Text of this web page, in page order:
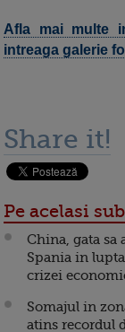
Afla mai multe
intreaga galerie
Share it!
Pe acelasi
China, gata sa
Spania in
crizei
Somajul in
atins recordul